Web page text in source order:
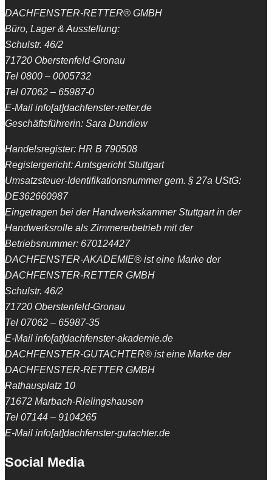
DACHFENSTER-RETTER® GMBH
Büro, Lager & Ausstellung:
Schulstr. 46/2
71720 Oberstenfeld-Gronau
Tel 0800 – 0005732
Tel 07062 – 65987-0
E-Mail info[at]dachfenster-retter.de
Geschäftsführerin: Sara Dundiew
Handelsregister: HR B 790508
Registergericht: Amtsgericht Stuttgart
Umsatzsteuer-Identifikationsnummer gem. § 27a UStG:
DE362660987
Eingetragen bei der Handwerkskammer Stuttgart in der
Handwerksrolle als Zimmererbetrieb mit der
Betriebsnummer: 670124427
DACHFENSTER-AKADEMIE® ist eine Marke der
DACHFENSTER-RETTER GMBH
Schulstr. 46/2
71720 Oberstenfeld-Gronau
Tel 07062 – 65987-35
E-Mail info[at]dachfenster-akademie.de
DACHFENSTER-GUTACHTER® ist eine Marke der
DACHFENSTER-RETTER GMBH
Rathausplatz 10
71672 Marbach-Rielingshausen
Tel 07144 – 9104265
E-Mail info[at]dachfenster-gutachter.de
Social Media